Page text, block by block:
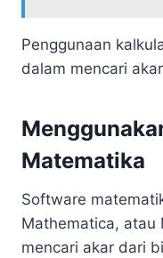
Penggunaan
dalam mencari
Matematika
Software
Mathematica, atau
mencari akar dari